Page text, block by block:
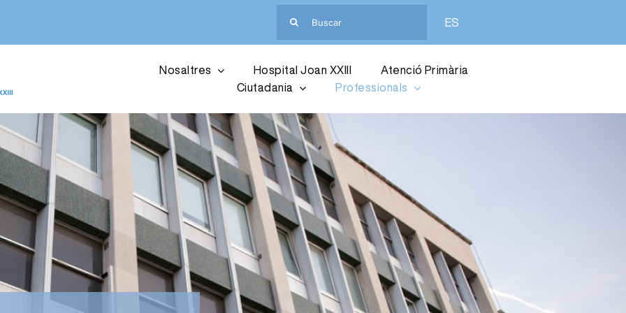
ES
Nosaltres Hospital Joan XXIII
Atenció Primària
Ciutadania
Professionals